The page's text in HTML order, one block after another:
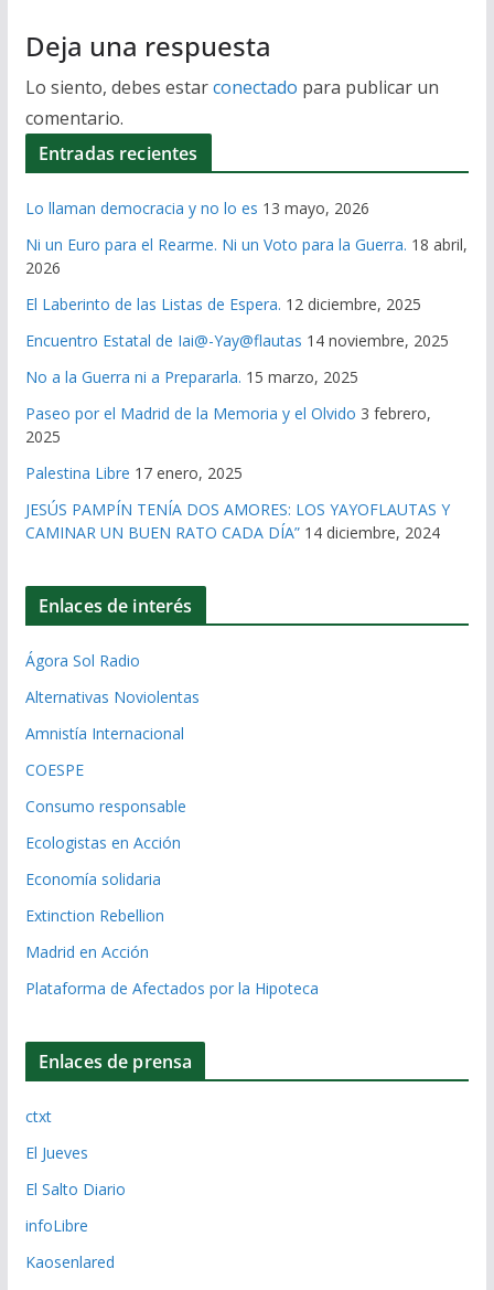
Deja una respuesta
Lo siento, debes estarconectado para publicar un
comentario.
Entradas recientes
Lo llaman democracia y no lo es 13 mayo, 2026
Ni un Euro para el Rearme. Ni un Voto para la Guerra. 18 abril,
2026
El Laberinto de las Listas de Espera. 12 diciembre, 2025
Encuentro Estatal de Iai@-Yay@flautas 14 noviembre, 2025
No a la Guerra ni a Prepararla. 15 marzo, 2025
Paseo por el Madrid de la Memoria y el Olvido 3 febrero,
2025
Palestina Libre 17 enero, 2025
JESÚS PAMPÍN TENÍA DOS AMORES: LOS YAYOFLAUTAS Y
CAMINAR UN BUEN RATO CADA DÍA” 14 diciembre, 2024
Enlaces de interés
Ágora Sol Radio
Alternativas Noviolentas
Amnistía Internacional
COESPE
Consumo responsable
Ecologistas en Acción
Economía solidaria
Extinction Rebellion
Madrid en Acción
Plataforma de Afectados por la Hipoteca
Enlaces de prensa
ctxt
El Jueves
El Salto Diario
infoLibre
Kaosenlared